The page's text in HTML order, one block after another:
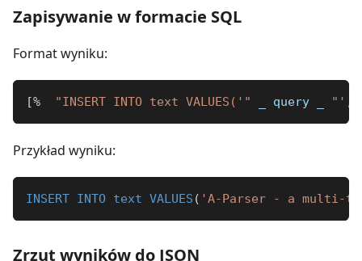
Zapisywanie w formacie SQL
Format wyniku:
[% "INSERT INTO text VALUES('" query "',
Przykład wyniku:
INSERT INTO text VALUES ( 'A-Parser - a multi-
Zrzut wyników do JSON